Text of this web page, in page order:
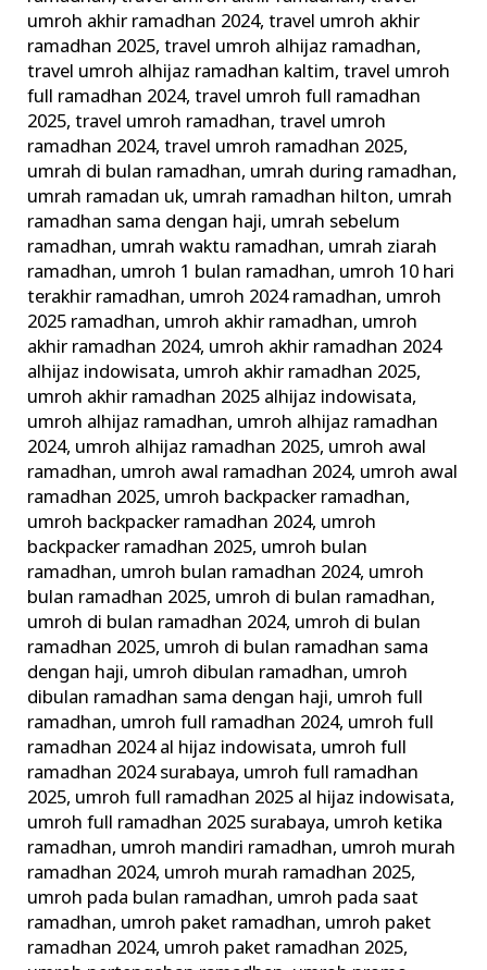
umroh akhir ramadhan 2024,travel umroh akhir
ramadhan 2025,travel umroh alhijaz ramadhan,
travel umroh alhijaz ramadhan kaltim,travel umroh
full ramadhan 2024,travel umroh full ramadhan
2025,travel umroh ramadhan,travel umroh
ramadhan 2024,travel umroh ramadhan 2025,
umrah di bulan ramadhan, umrah during ramadhan,
umrah ramadan uk, umrah ramadhan hilton, umrah
ramadhan sama dengan haji, umrah sebelum
ramadhan, umrah waktu ramadhan, umrah ziarah
ramadhan, umroh 1 bulan ramadhan, umroh 10 hari
terakhir ramadhan, umroh 2024 ramadhan, umroh
2025 ramadhan, umroh akhir ramadhan, umroh
akhir ramadhan 2024, umroh akhir ramadhan 2024
alhijaz indowisata, umroh akhir ramadhan 2025,
umroh akhir ramadhan 2025 alhijaz indowisata,
umroh alhijaz ramadhan, umroh alhijaz ramadhan
2024, umroh alhijaz ramadhan 2025, umroh awal
ramadhan, umroh awal ramadhan 2024, umroh awal
ramadhan 2025, umroh backpacker ramadhan,
umroh backpacker ramadhan 2024, umroh
backpacker ramadhan 2025, umroh bulan
ramadhan, umroh bulan ramadhan 2024, umroh
bulan ramadhan 2025, umroh di bulan ramadhan,
umroh di bulan ramadhan 2024, umroh di bulan
ramadhan 2025, umroh di bulan ramadhan sama
dengan haji, umroh dibulan ramadhan, umroh
dibulan ramadhan sama dengan haji, umroh full
ramadhan, umroh full ramadhan 2024, umroh full
ramadhan 2024 al hijaz indowisata, umroh full
ramadhan 2024 surabaya, umroh full ramadhan
2025, umroh full ramadhan 2025 al hijaz indowisata,
umroh full ramadhan 2025 surabaya, umroh ketika
ramadhan, umroh mandiri ramadhan, umroh murah
ramadhan 2024, umroh murah ramadhan 2025,
umroh pada bulan ramadhan, umroh pada saat
ramadhan, umroh paket ramadhan, umroh paket
ramadhan 2024, umroh paket ramadhan 2025,